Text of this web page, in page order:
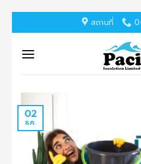
ไป
ยัง
เนื้อหา
สถานที่
02
ธ.ค.